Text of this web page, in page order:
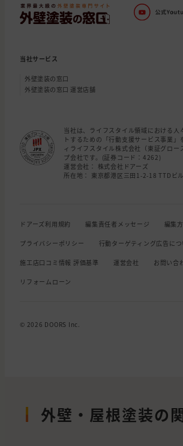
当社サービス
外壁塗装の窓口
外壁塗装の窓口 運営店舗
当社は、ライフスタイル領域における人
トするための「行動支援サービス事業」
ィライフスタイル株式会社（東証グロー
プ会社です。(証券コード：4262)
運営会社： 株式会社ドアーズ
所在地： 東京都港区三田1-2-18 TTDビ
ドアーズ利用規約 編集責任者メッセージ 編集
プライバシーポリシー 行動ターゲティング広告につ
施工店口コミ情報 評価基準 運営会社 お問い合
リフォームローン
© 2026 DOORS Inc.
外壁・屋根塗装の